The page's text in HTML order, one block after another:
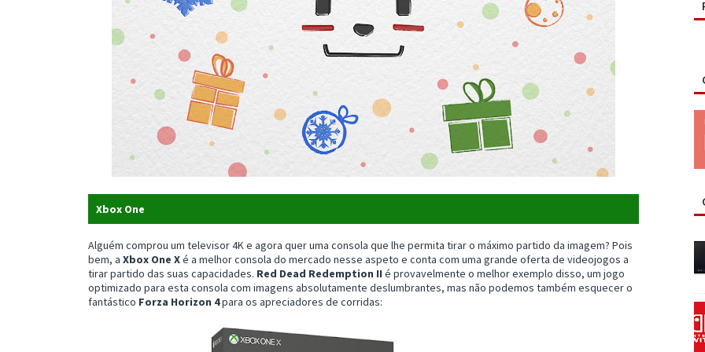
Xbox One
Alguém comprou um televisor 4K e agora quer uma consola que lhe permita tirar o máximo partido da imagem? Pois
bem, a Xbox One Xé a melhor consola do mercado nesse aspeto e conta com uma grande oferta de videojogos a
tirar partido das suas capacidades. Red Dead Redemption II é provavelmente o melhor exemplo disso, um jogo
optimizado para esta consola com imagens absolutamente deslumbrantes, mas não podemos também esquecer o
fantástico Forza Horizon 4para os apreciadores de corridas: